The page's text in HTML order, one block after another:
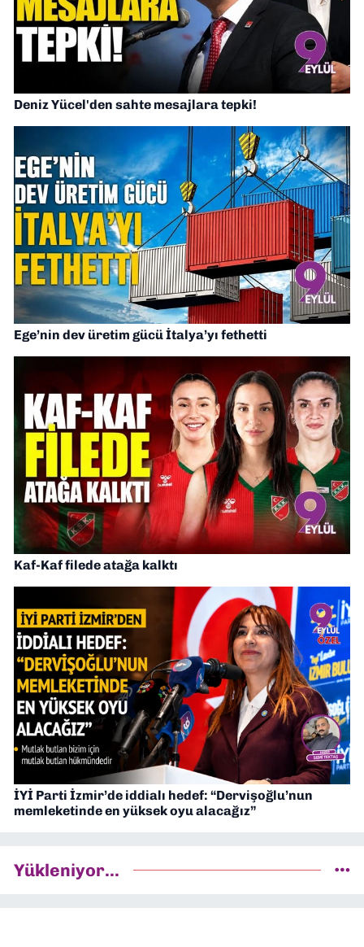
Deniz Yücel'den sahte mesajlara tepki!
Ege’nin dev üretim gücü İtalya’yı fethetti
Kaf-Kaf filede atağa kalktı
İYİ Parti İzmir’de iddialı hedef: “Dervişoğlu’nun
memleketinde en yüksek oyu alacağız”
Yükleniyor...